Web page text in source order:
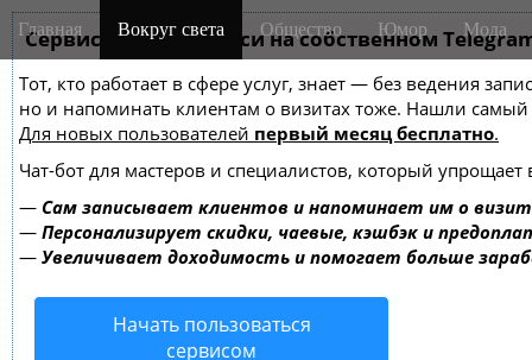
Сервис онлайн-записи на собственном
Тот, кто работает в сфере услуг, знает — без ведения
но и напоминать клиентам о визитах тоже. Нашли
Для новых пользователей первый месяц бесплатно.
Чат-бот для мастеров и специалистов, который упрощает
— Сам записывает клиентов и напоминает им о
— Персонализирует скидки, чаевые, кэшбэк и
— Увеличивает доходимость и помогает больше
Начать пользоваться
сервисом
M
a
n
m
e
n
u
i
Главная Вокруг света Общество Юмор Мода